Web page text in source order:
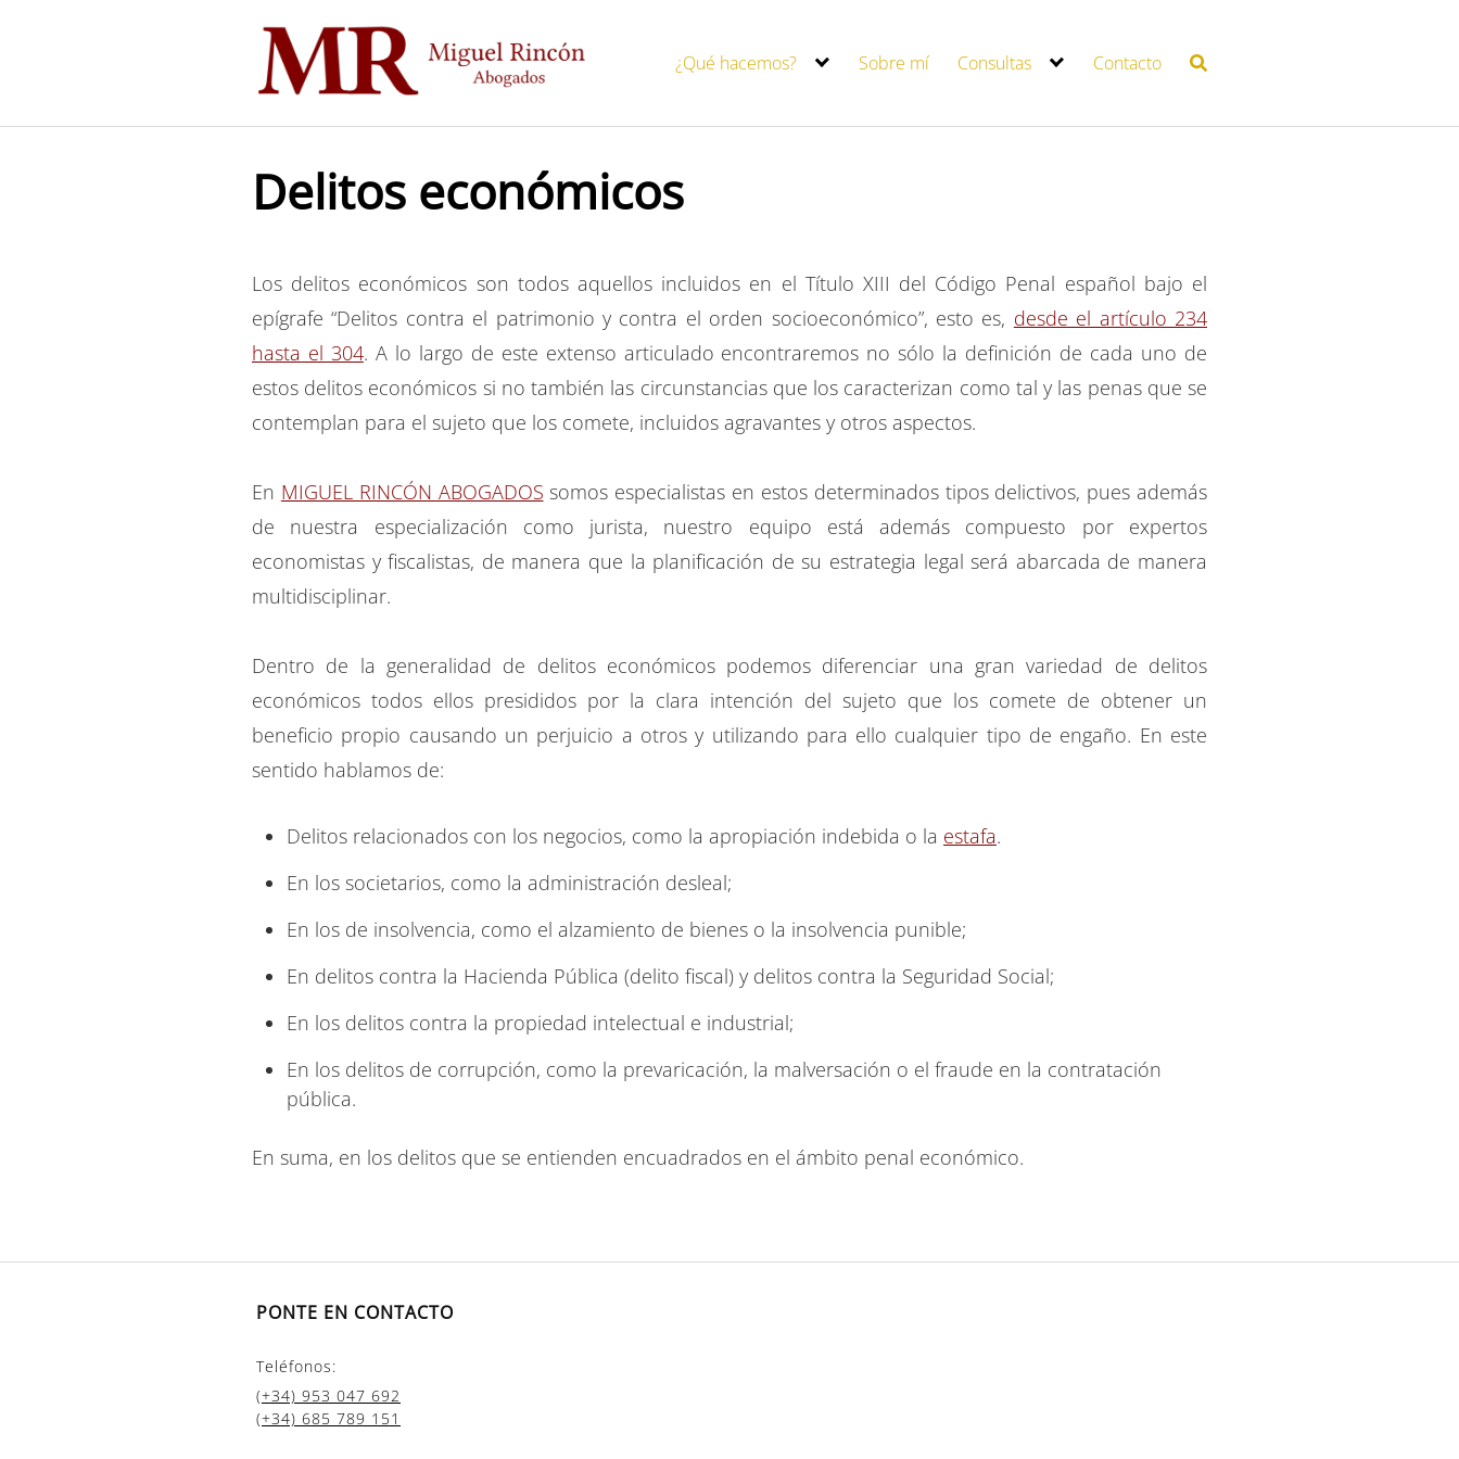
¿Qué hacemos? Sobre mí Consultas Contacto
Delitos económicos
Los delitos económicos son todos aquellos incluidos en el Título XIII del Código Penal español bajo el
epígrafe “Delitos contra el patrimonio y contra el orden socioeconómico”, esto es, desde el artículo 234
hasta el 304. A lo largo de este extenso articulado encontraremos no sólo la definición de cada uno de
estos delitos económicos si no también las circunstancias que los caracterizan como tal y las penas que se
contemplan para el sujeto que los comete, incluidos agravantes y otros aspectos.
En MIGUEL RINCÓN ABOGADOS somos especialistas en estos determinados tipos delictivos, pues además
de nuestra especialización como jurista, nuestro equipo está además compuesto por expertos
economistas y fiscalistas, de manera que la planificación de su estrategia legal será abarcada de manera
multidisciplinar.
Dentro de la generalidad de delitos económicos podemos diferenciar una gran variedad de delitos
económicos todos ellos presididos por la clara intención del sujeto que los comete de obtener un
beneficio propio causando un perjuicio a otros y utilizando para ello cualquier tipo de engaño. En este
sentido hablamos de:
Delitos relacionados con los negocios, como la apropiación indebida o la estafa.
En los societarios, como la administración desleal;
En los de insolvencia, como el alzamiento de bienes o la insolvencia punible;
En delitos contra la Hacienda Pública (delito fiscal) y delitos contra la Seguridad Social;
En los delitos contra la propiedad intelectual e industrial;
En los delitos de corrupción, como la prevaricación, la malversación o el fraude en la contratación
pública.
En suma, en los delitos que se entienden encuadrados en el ámbito penal económico.
PONTE EN CONTACTO
Teléfonos:
(+34) 953 047 692
(+34) 685 789 151